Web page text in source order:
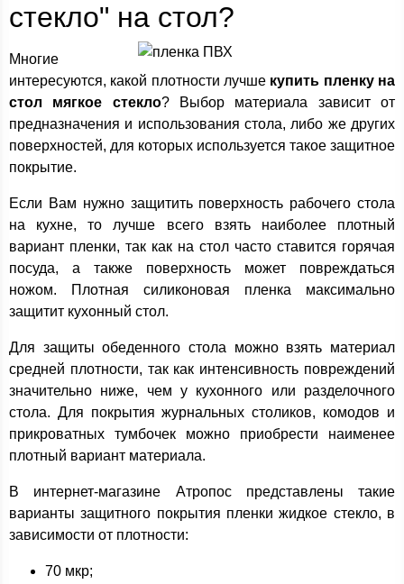
стекло" на стол?
Многие
интересуются, какой плотности лучше купить пленку на
стол мягкое стекло? Выбор материала зависит от
предназначения и использования стола, либо же других
поверхностей, для которых используется такое защитное
покрытие.
Если Вам нужно защитить поверхность рабочего стола
на кухне, то лучше всего взять наиболее плотный
вариант пленки, так как на стол часто ставится горячая
посуда, а также поверхность может повреждаться
ножом. Плотная силиконовая пленка максимально
защитит кухонный стол.
Для защиты обеденного стола можно взять материал
средней плотности, так как интенсивность повреждений
значительно ниже, чем у кухонного или разделочного
стола. Для покрытия журнальных столиков, комодов и
прикроватных тумбочек можно приобрести наименее
плотный вариант материала.
В интернет-магазине Атропос представлены такие
варианты защитного покрытия пленки жидкое стекло, в
зависимости от плотности:
70 мкр;